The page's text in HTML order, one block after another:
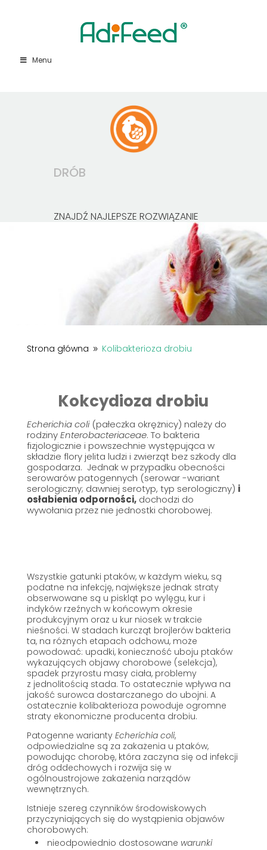
Menu
DRÓB
ZNAJDŹ NAJLEPSZE ROZWIĄZANIE
Strona główna 9 Kolibakterioza drobiu
Kokcydioza drobiu
Echerichia coli(pałeczka okrężnicy) należy do
rodzinyEnterobacteriaceae. To bakteria
fizjologicznie i powszechnie występująca w
składzie flory jelita ludzi i zwierząt bez szkody dla
gospodarza. Jednak w przypadku obecności
serowarów patogennych (serowar -wariant
serologiczny; dawniej serotyp, typ serologiczny) i
osłabienia odporności,dochodzi do
wywołania przez nie jednostki chorobowej.
Wszystkie gatunki ptaków, w każdym wieku, są
podatne na infekcję, największe jednak straty
obserwowane są u piskląt po wylęgu, kur i
indyków rzeźnych w końcowym okresie
produkcyjnym oraz u kur niosek w trakcie
nieśności. W stadach kurcząt brojlerów bakteria
ta, na różnych etapach odchowu, może
powodować: upadki, konieczność uboju ptaków
wykazujących objawy chorobowe (selekcja),
spadek przyrostu masy ciała, problemy
z jednolitością stada. To ostatecznie wpływa na
jakość surowca dostarczanego do ubojni. A
ostatecznie kolibakterioza powoduje ogromne
straty ekonomiczne producenta drobiu.
Patogenne warianty Echerichia coli,
odpowiedzialne są za zakażenia u ptaków,
powodując chorobę, która zaczyna się od infekcji
dróg oddechowych i rozwija się w
ogólnoustrojowe zakażenia narządów
wewnętrznych.
Istnieje szereg czynników środowiskowych
przyczyniających się do wystąpienia objawów
chorobowych:
nieodpowiednio dostosowane warunki